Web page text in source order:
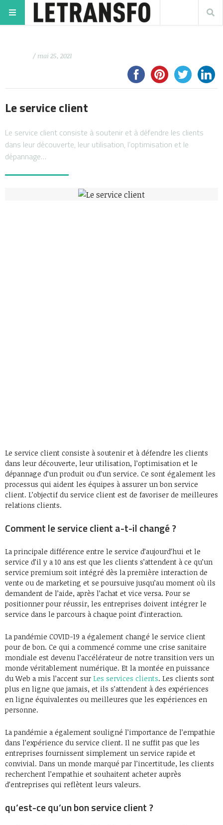
/ mai 25, 2021
Le service client
Le service client consiste à soutenir et à défendre les clients
dans leur découverte, leur utilisation, l’optimisation et le
dépannage…
Le service client consiste à soutenir et à défendre les clients
dans leur découverte, leur utilisation, l’optimisation et le
dépannage d’un produit ou d’un service. Ce sont également les
processus qui aident les équipes à assurer un bon service
client. L’objectif du service client est de favoriser de meilleures
relations clients.
Comment le service client a-t-il changé ?
La principale différence entre le service d’aujourd’hui et le
service d’il y a 10 ans est que les clients s’attendent à ce qu’un
service premium soit intégré dès la première interaction de
vente ou de marketing et se poursuive jusqu’au moment où ils
demandent de l’aide, après l’achat et vice versa. Pour se
positionner pour réussir, les entreprises doivent intégrer le
service dans le parcours à chaque point d’interaction.
La pandémie COVID-19 a également changé le service client
pour de bon. Ce qui a commencé comme une crise sanitaire
mondiale est devenu l’accélérateur de notre transition vers un
monde véritablement numérique. Et la montée en puissance
du Web a mis l’accent sur Les services clients. Les clients sont
plus en ligne que jamais, et ils s’attendent à des expériences
en ligne équivalentes ou meilleures que les expériences en
personne.
La pandémie a également souligné l’importance de l’empathie
dans l’expérience du service client. Il ne suffit pas que les
entreprises fournissent simplement un service rapide et
convivial. Dans un monde marqué par l’incertitude, les clients
recherchent l’empathie et souhaitent acheter auprès
d’entreprises qui reflètent leurs valeurs.
qu’est-ce qu’un bon service client ?